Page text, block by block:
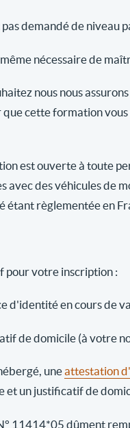
pas demandé de niveau
nécessaire de
nous nous
que cette formation
est ouverte à toute
avec des véhicules de
étant règlementée en
pour votre inscription :
d'identité en cours de
de domicile (à votre
uneattestation
et un justificatif de
11414*05 dûment